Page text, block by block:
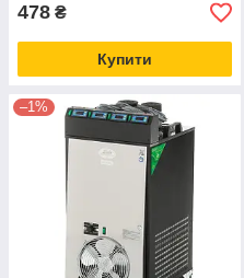
478 ₴
Купити
–1%